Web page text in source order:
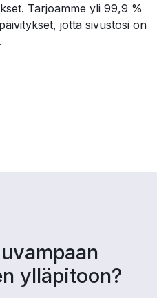
Tarjoamme yli 99,9 %
jotta sivustosi on
ylläpitoon?